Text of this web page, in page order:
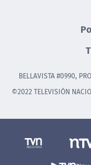
BELLAVISTA #0990,
©2022 TELEVISIÓN